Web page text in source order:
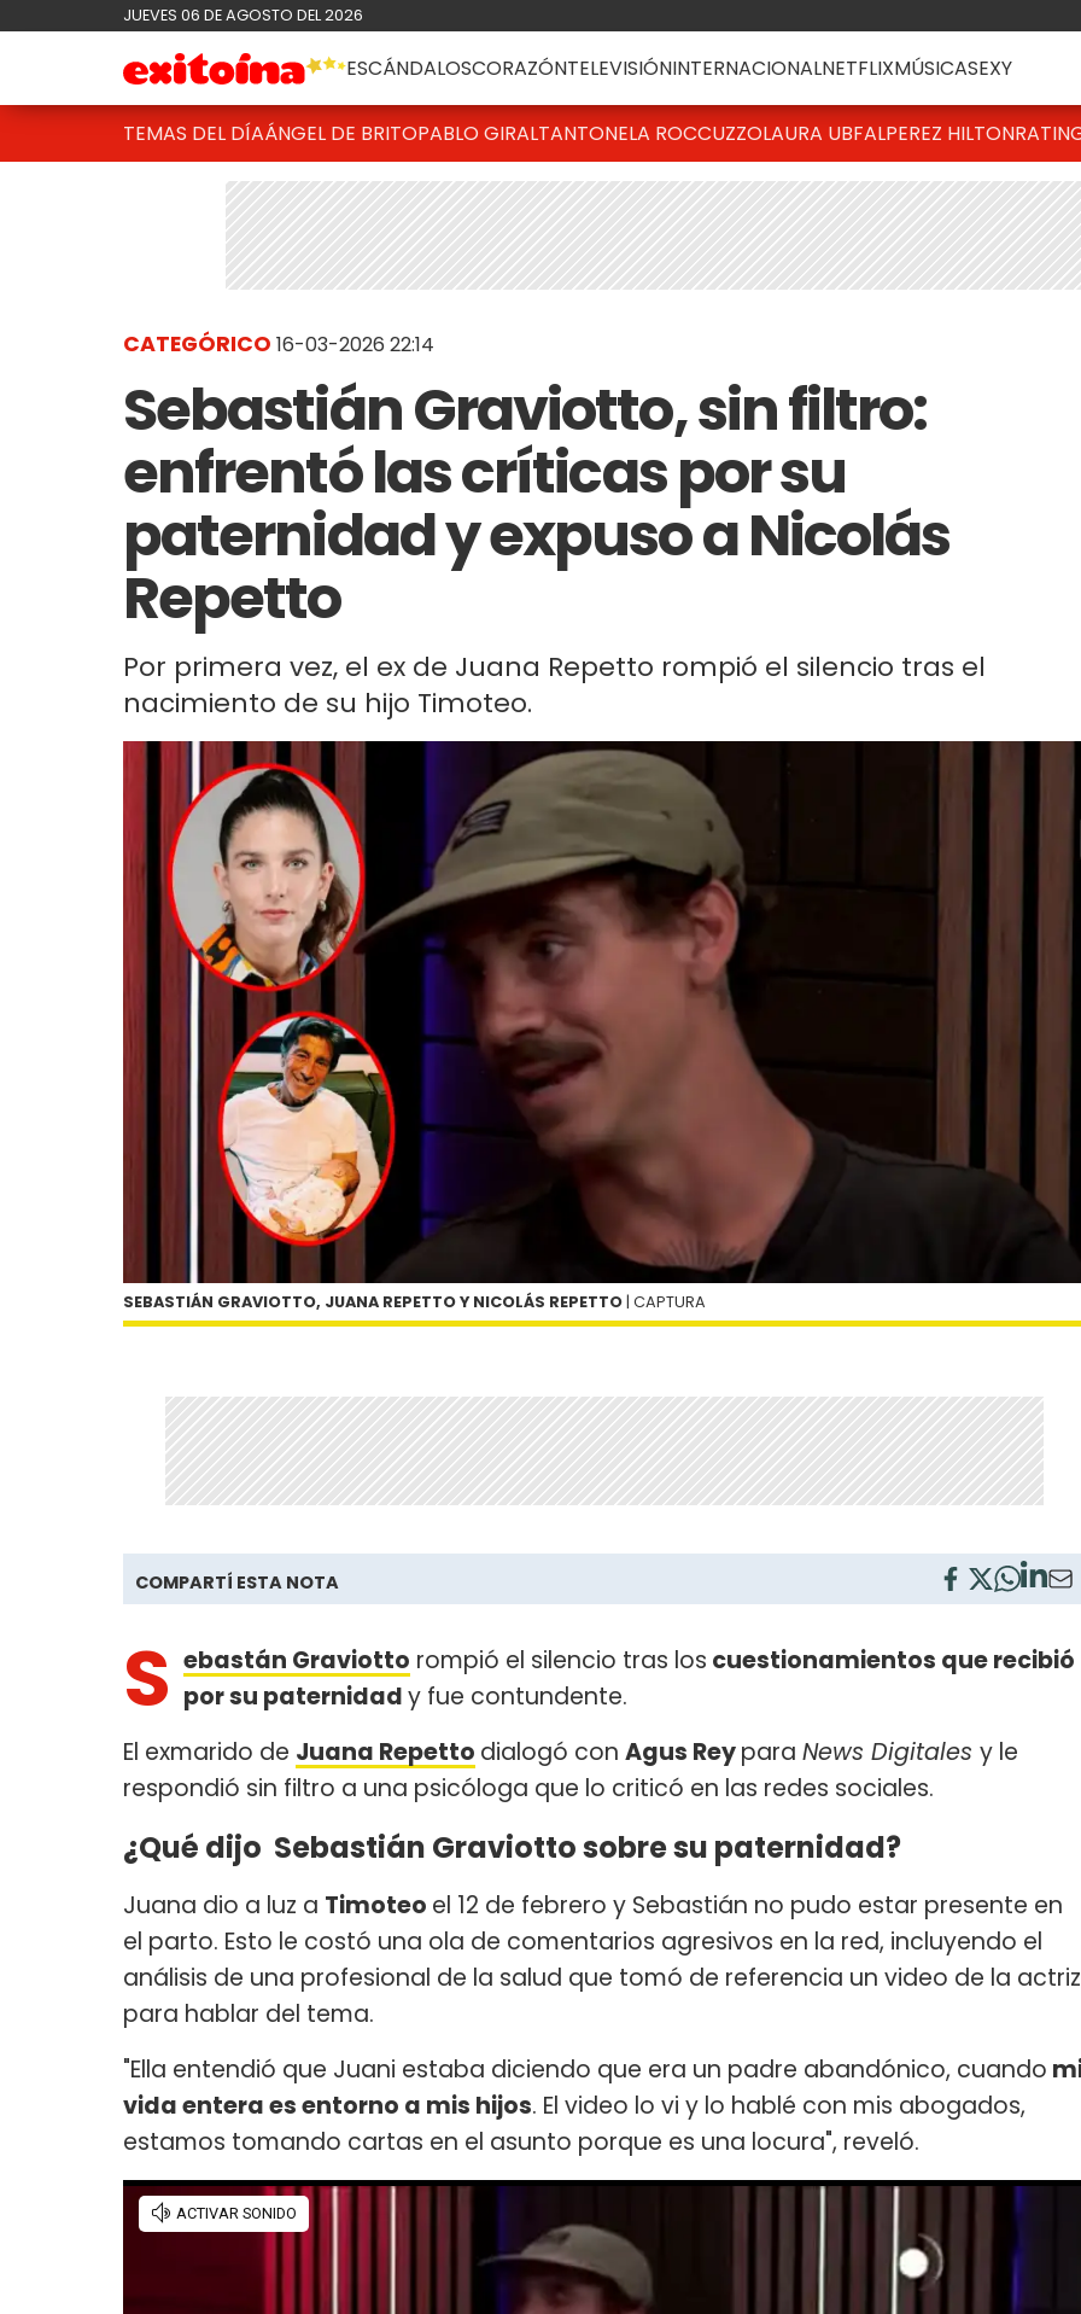
JUEVES 06 DE AGOSTO DEL 2026
ESCÁNDALOSCORAZÓNTELEVISIÓNINTERNACIONALNETFLIXMÚSICASEXY
TEMAS DEL DÍAÁNGEL DE BRITOPABLO GIRALTANTONELA ROCCUZZOLAURA UBFALPEREZ HILTON
CATEGÓRICO 16-03-2026 22:14
Sebastián Graviotto, sin filtro:
enfrentó las críticas por su
paternidad y expuso a Nicolás
Repetto
Por primera vez, el ex de Juana Repetto rompió el silencio tras el
nacimiento de su hijo Timoteo.
SEBASTIÁN GRAVIOTTO, JUANA REPETTO Y NICOLÁS REPETTO | CAPTURA
COMPARTÍ ESTA NOTA
S ebastán Graviotto rompió el silencio tras los cuestionamientos que recibió
por su paternidady fue contundente.
El exmarido de Juana Repetto dialogó con Agus Reypara News Digitales y le
respondió sin filtro a una psicóloga que lo criticó en las redes sociales.
¿Qué dijo Sebastián Graviotto sobre su paternidad?
Juana dio a luz a Timoteo el 12 de febrero y Sebastián no pudo estar presente en
el parto. Esto le costó una ola de comentarios agresivos en la red, incluyendo el
análisis de una profesional de la salud que tomó de referencia un video de la actriz
para hablar del tema.
"Ella entendió que Juani estaba diciendo que era un padre abandónico, cuando
vida entera es entorno a mis hijos. El video lo vi y lo hablé con mis abogados,
estamos tomando cartas en el asunto porque es una locura", reveló.